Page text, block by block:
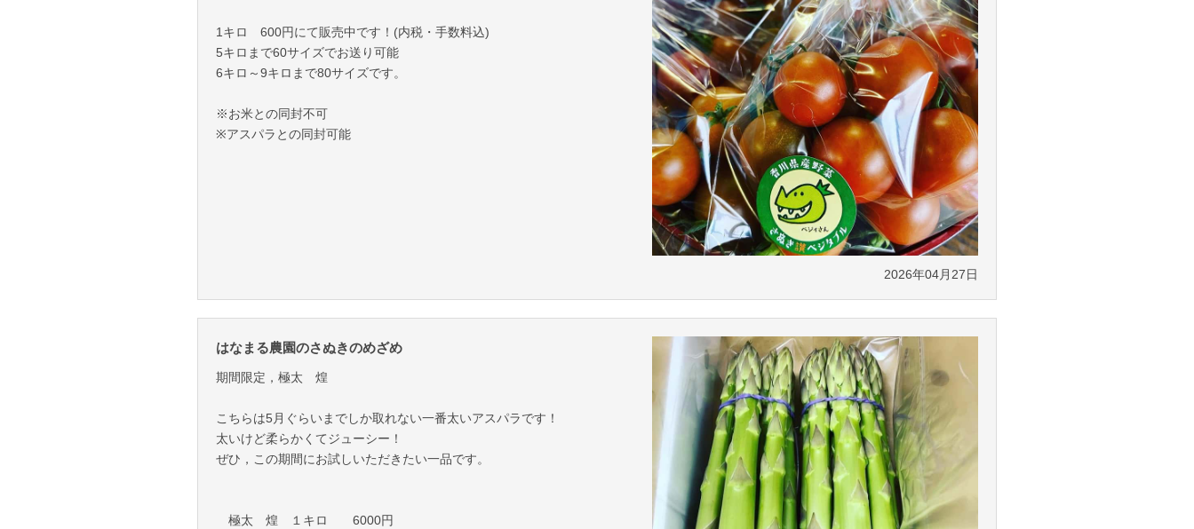
1キロ 600円にて販売中です！(内税・手数料込)
5キロまで60サイズでお送り可能
6キロ～9キロまで80サイズです。
※お米との同封不可
※アスパラとの同封可能
2026年04月27日
はなまる農園のさぬきのめざめ
期間限定，極太 煌
こちらは5月ぐらいまでしか取れない一番太いアスパラです！
太いけど柔らかくてジューシー！
ぜひ，この期間にお試しいただきたい一品です。
極太 煌 １キロ 6000円